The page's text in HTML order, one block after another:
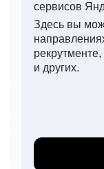
сервисов
Здесь вы
рекрутменте,
и других.